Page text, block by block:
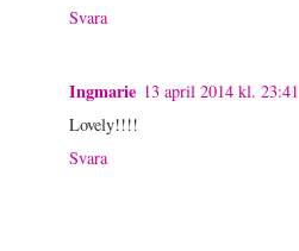
Svara
Ingmarie 13 april 2014 kl. 23:41
Lovely!!!!
Svara